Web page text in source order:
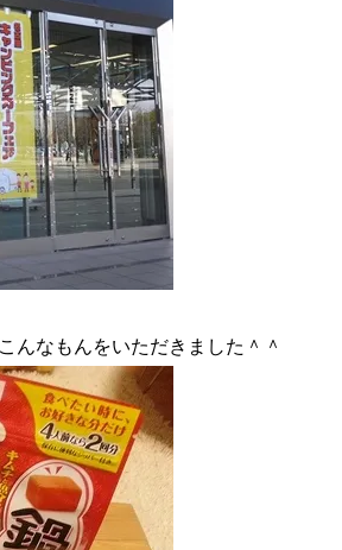
んなもんをいただきました＾＾